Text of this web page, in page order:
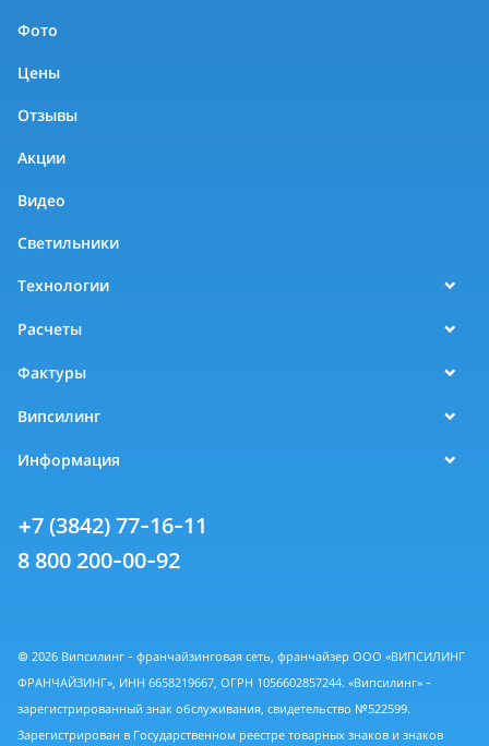
Фото
Цены
Отзывы
Акции
Видео
Светильники
Технологии
Расчеты
Фактуры
Випсилинг
Информация
+7 (3842) 77-16-11
8 800 200-00-92
© 2026 Випсилинг - франчайзинговая сеть, франчайзер ООО «ВИПСИЛИНГ
ФРАНЧАЙЗИНГ», ИНН 6658219667, ОГРН 1056602857244. «Випсилинг» -
зарегистрированный знак обслуживания, свидетельство №522599.
Зарегистрирован в Государственном реестре товарных знаков и знаков